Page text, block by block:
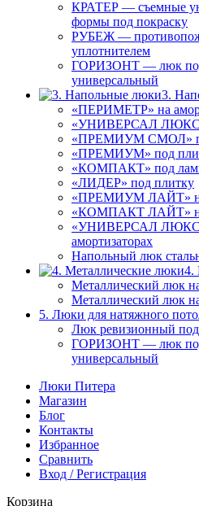
КРАТЕР — съемные
формы под покраску
РУБЕЖ —
уплотнителем
ГОРИЗОНТ — люк под
универсальный
3.
«ПЕРИМЕТР» на
«УНИВЕРСАЛ ЛЮКС»
«ПРЕМИУМ СМОЛ»
«ПРЕМИУМ» под
«КОМПАКТ» под
«ЛИДЕР» под плитку
«ПРЕМИУМ ЛАЙТ»
«КОМПАКТ ЛАЙТ»
«УНИВЕРСАЛ ЛЮКС
амортизаторах
Напольный люк
4.
Металлический люк
Металлический люк
5. Люки для натяжного
Люк ревизионный
ГОРИЗОНТ — люк под
универсальный
Люки Питера
Магазин
Блог
Контакты
Избранное
Сравнить
Вход / Регистрация
Корзина